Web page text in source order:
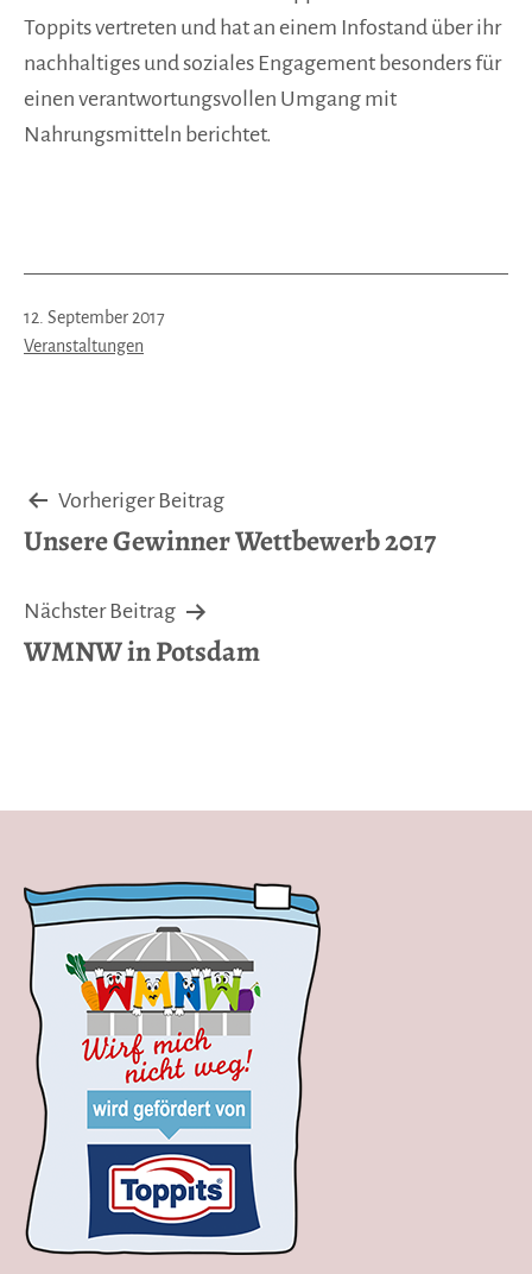
Toppits vertreten und hat an einem Infostand über ihr
nachhaltiges und soziales Engagement besonders für
einen verantwortungsvollen Umgang mit
Nahrungsmitteln berichtet.
Veröffentlicht
am
12. September 2017
Kategorisiert
Veranstaltungen
Beitragsnavigation
Vorheriger Beitrag
Unsere Gewinner Wettbewerb 2017
Nächster Beitrag
WMNW in Potsdam